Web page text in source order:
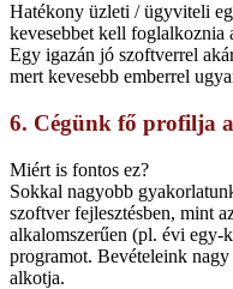
Hatékony üzleti / ügyviteli
kevesebbet kell foglalkoznia
Egy igazán jó szoftverrel
mert kevesebb emberrel
6. Cégünk fő profilja
Miért is fontos ez?
Sokkal nagyobb
szoftver fejlesztésben, mint
alkalomszerűen (pl. évi egy-
programot. Bevételeink
alkotja.